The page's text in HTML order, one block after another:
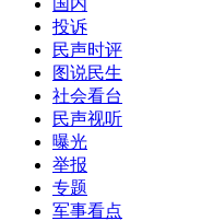
投诉
民声时评
图说民生
社会看台
民声视听
曝光
举报
专题
军事看点